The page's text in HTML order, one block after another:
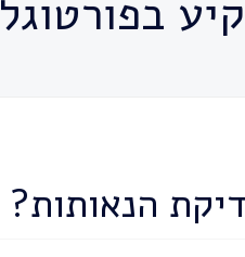
בפורטוגל
הנאותות?